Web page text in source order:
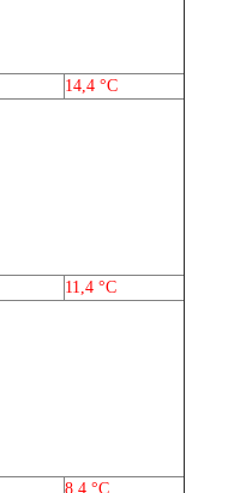
14,4 °C
11,4 °C
8,4 °C